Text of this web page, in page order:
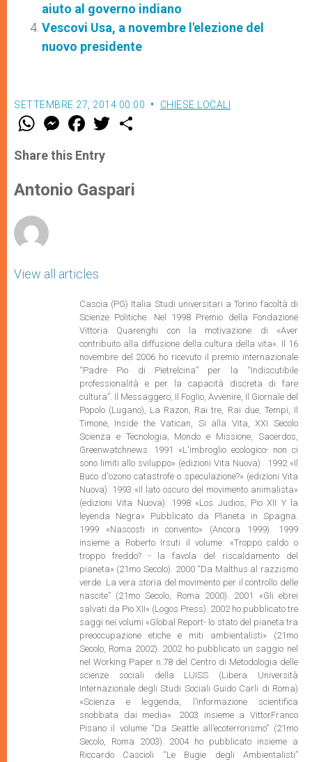
aiuto al governo indiano
Vescovi Usa, a novembre l'elezione del
nuovo presidente
SETTEMBRE 27, 2014 00:00 CHIESE LOCALI
W
t
s
p
p
M
e
s
e
g
e
F
a
e
b
o
k
w
r
Share this Entry
Antonio Gaspari
View all articles
Cascia (PG) Italia Studi universitari a Torino facoltà di
Scienze Politiche. Nel 1998 Premio della Fondazione
Vittoria Quarenghi con la motivazione di «Aver
contribuito alla diffusione della cultura della vita». Il 16
novembre del 2006 ho ricevuto il premio internazionale
“Padre Pio di Pietrelcina” per la “Indiscutibile
professionalità e per la capacità discreta di fare
cultura”. Il Messaggero, Il Foglio, Avvenire, Il Giornale del
Popolo (Lugano), La Razon, Rai tre, Rai due, Tempi, Il
Timone, Inside the Vatican, Si alla Vita, XXI Secolo
Scienza e Tecnologia, Mondo e Missione, Sacerdos,
Greenwatchnews. 1991 «L'imbroglio ecologico- non ci
sono limiti allo sviluppo» (edizioni Vita Nuova) . 1992 «Il
Buco d'ozono catastrofe o speculazione?» (edizioni Vita
Nuova). 1993 «Il lato oscuro del movimento animalista»
(edizioni Vita Nuova). 1998 «Los Judios, Pio XII Y la
leyenda Negra» Pubblicato da Planeta in Spagna.
1999 «Nascosti in convento» (Ancora 1999). 1999
insieme a Roberto Irsuti il volume: «Troppo caldo o
troppo freddo? - la favola del riscaldamento del
pianeta» (21mo Secolo). 2000 “Da Malthus al razzismo
verde. La vera storia del movimento per il controllo delle
nascite” (21mo Secolo, Roma 2000). 2001 «Gli ebrei
salvati da Pio XII» (Logos Press). 2002 ho pubblicato tre
saggi nei volumi «Global Report- lo stato del pianeta tra
preoccupazione etiche e miti ambientalisti» (21mo
Secolo, Roma 2002). 2002 ho pubblicato un saggio nel
nel Working Paper n.78 del Centro di Metodologia delle
scienze sociali della LUISS (Libera Università
Internazionale degli Studi Sociali Guido Carli di Roma)
«Scienza e leggenda, l’informazione scientifica
snobbata dai media». 2003 insieme a VittorFranco
Pisano il volume “Da Seattle all’ecoterrorismo” (21mo
Secolo, Roma 2003). 2004 ho pubblicato insieme a
Riccardo Cascioli “Le Bugie degli Ambientalisti”